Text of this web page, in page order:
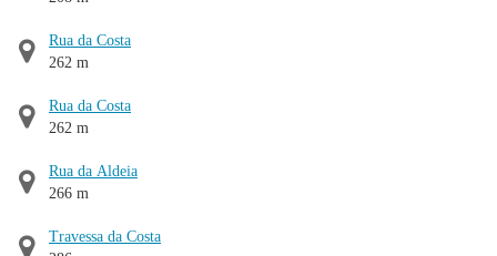
Rua da Costa
262 m
Rua da Costa
262 m
Rua da Aldeia
266 m
Travessa da Costa